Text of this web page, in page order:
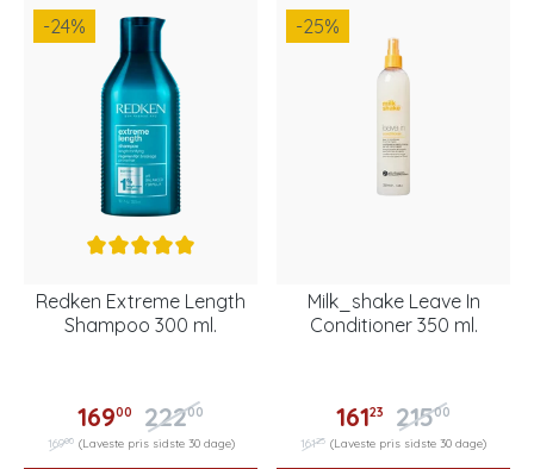
-24%
Redken Extreme Length
Shampoo 300 ml.
16900 22200
16900 (Laveste pris sidste 30 dage)
-25%
Milk_shake Leave In
Conditioner 350 ml.
16123 21500
16125 (Laveste pris sidste 30 dage)